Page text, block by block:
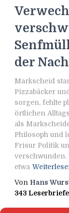
der
Markscheid
Pizzabäcker
sorgen, fehlte
örtlichen
als
Philosoph und
Frisur Politik
verschwunden.
etwa
Von Hans
343 Leserbriefe